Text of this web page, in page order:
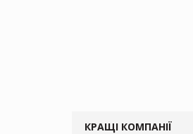
КРАЩІ КОМПАНІЇ